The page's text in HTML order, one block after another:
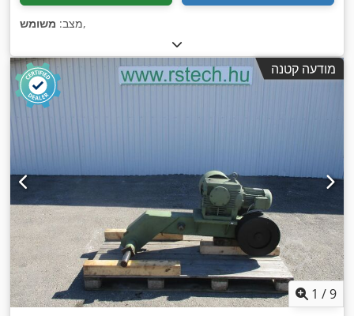
מצב: משומש ,
מודעה קטנה
1 /9